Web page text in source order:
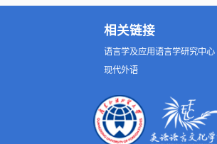
相关链接
语言学及应用语言学研究中心
现代外语